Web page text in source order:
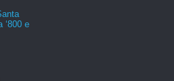
‘800 e